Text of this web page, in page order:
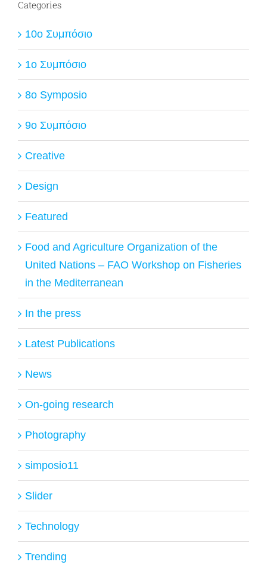
Categories
10ο Συμπόσιο
1ο Συμπόσιο
8o Symposio
9ο Συμπόσιο
Creative
Design
Featured
Food and Agriculture Organization of the
United Nations – FAO Workshop on Fisheries
in the Mediterranean
In the press
Latest Publications
News
On-going research
Photography
simposio11
Slider
Technology
Trending